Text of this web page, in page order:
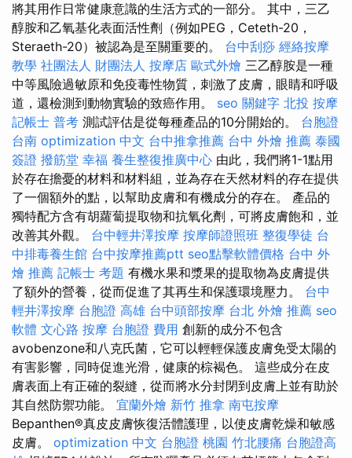
將其用作日常健康意識的生活方式的一部分。 其中，三乙
醇胺和乙氧基化表面活性劑（例如PEG，Ceteth-20，
Steraeth-20）被認為是至關重要的。 台中刮痧 經絡按摩
教學 社團法人 財團法人 按摩店 歐式外燴 三乙醇胺是一種
中等風險過敏原和免疫毒性物質，刺激了皮膚，眼睛和呼吸
道，還檢測到動物實驗的致癌作用。 seo 關鍵字 北投 按摩
記帳士 普考 測試評估是從每種產品的10分開始的。 台胞證
台南 optimization 中文 台中推拿推薦 台中 外燴 推薦 泰國
簽證 撥筋堂 幸福 養生整復推廣中心 由此，我們將1-1點用
於存在擔憂的材料和材料組，並為存在天然材料的存在提供
了一個額外的點，以幫助皮膚和有機成分的存在。 產品的
獨特配方含有胡蘿蔔提取物和抗氧化劑，可將皮膚飽和，並
改善其外觀。 台中輕井澤按摩 按摩師證照班 整復學徒 台
中排毒養生館 台中按摩推薦ptt seo點擊軟體價格 台中 外
燴 推薦 記帳士 考題 有機水果和漿果的提取物為皮膚提供
了額外的營養，從而促進了其再生和保護環境壓力。 台中
輕井澤按摩 台胞證 高雄 台中頭部按摩 台北 外燴 推薦 seo
軟體 文心路 按摩 台胞證 費用 創新的成分不包含
avobenzone和八克氏菌，它可以輕輕保護皮膚免受太陽的
有害影響，同時促進光滑，健康的棕褐色。 這些成分在皮
膚表面上有正確的裂縫，從而將水分封閉到皮膚上並有助於
其自然防禦功能。 宜蘭外燴 新竹 推拿 南屯按摩
Bepanthen®真皮皮膚恢復活體護理，以使皮膚乾燥和敏感
皮膚。 optimization 中文 台胞證 桃園 竹北腰痛 台胞證高